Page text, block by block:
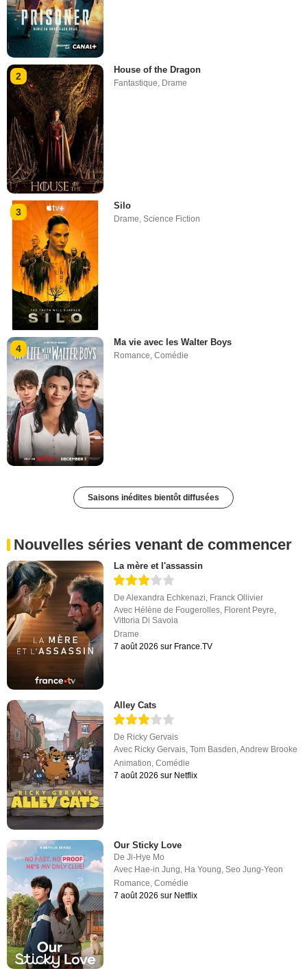
2
House of the Dragon
Fantastique, Drame
3
Silo
Drame,Science Fiction
4
Ma vie avec les Walter Boys
Romance ,Comédie
Saisons inédites bientôt diffusées
Nouvelles séries venant de commencer
La mère et l'assassin
DeAlexandra Echkenazi, Franck Ollivier
Avec Hélène de Fougerolles, Florent Peyre,
Vittoria Di Savoia
Drame
7 août 2026 sur France.TV
Alley Cats
De Ricky Gervais
Avec Ricky Gervais,Tom Basden,Andrew Brooke
Animation,Comédie
7 août 2026 sur Netflix
Our Sticky Love
DeJi-Hye Mo
Avec Hae-in Jung Ha Young ,Seo Jung-Yeon
Romance ,Comédie
7 août 2026 sur Netflix